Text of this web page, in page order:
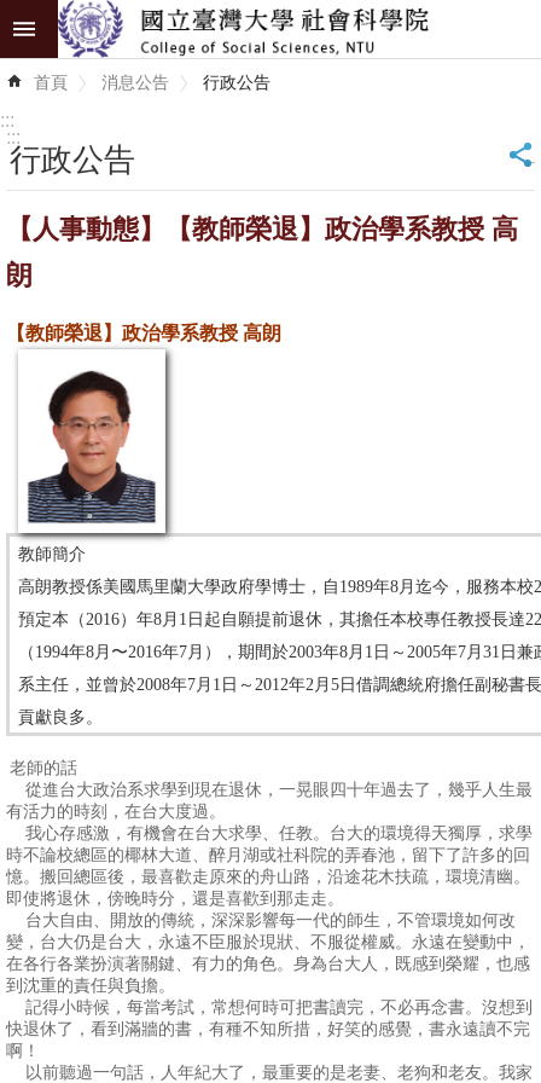
跳到主要內容區塊
進
階
識
學
學
研
究
消
息
公
告
國
際
化
高
教
深
耕
辦
法
及
首頁 消息公告 行政公告
:::
:::
行政公告 _
【人事動態】【教師榮退】政治學系教授 高
朗
【教師榮退】政治學系教授 高朗
教師簡介
高朗教授係美國馬里蘭大學政府學博士，自1989年8月迄今，服務本校
預定本（2016）年8月1日起自願提前退休，其擔任本校專任教授長達
（1994年8月〜2016年7月），期間於2003年8月1日～2005年7月31日兼
系主任，並曾於2008年7月1日～2012年2月5日借調總統府擔任副秘書
貢獻良多。
老師的話
從進台大政治系求學到現在退休，一晃眼四十年過去了，幾乎人生最
有活力的時刻，在台大度過。
我心存感激，有機會在台大求學、任教。台大的環境得天獨厚，求學
時不論校總區的椰林大道、醉月湖或社科院的弄春池，留下了許多的回
憶。搬回總區後，最喜歡走原來的舟山路，沿途花木扶疏，環境清幽。
即使將退休，傍晚時分，還是喜歡到那走走。
台大自由、開放的傳統，深深影響每一代的師生，不管環境如何改
變，台大仍是台大，永遠不臣服於現狀、不服從權威。永遠在變動中，
在各行各業扮演著關鍵、有力的角色。身為台大人，既感到榮耀，也感
到沈重的責任與負擔。
記得小時候，每當考試，常想何時可把書讀完，不必再念書。沒想到
快退休了，看到滿牆的書，有種不知所措，好笑的感覺，書永遠讀不完
啊！
以前聽過一句話，人年紀大了，最重要的是老妻、老狗和老友。我家